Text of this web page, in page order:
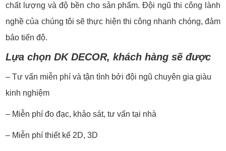
chất lượng và độ bền cho sản phẩm. Đội ngũ thi công lành
nghề của chúng tôi sẽ thực hiện thi công nhanh chóng, đảm
bảo tiến độ.
Lựa chọn DK DECOR, khách hàng sẽ được
– Tư vấn miễn phí và tận tình bởi đội ngũ chuyên gia giàu
kinh nghiệm
– Miễn phí đo đạc, khảo sát, tư vấn tại nhà
– Miễn phí thiết kế 2D, 3D